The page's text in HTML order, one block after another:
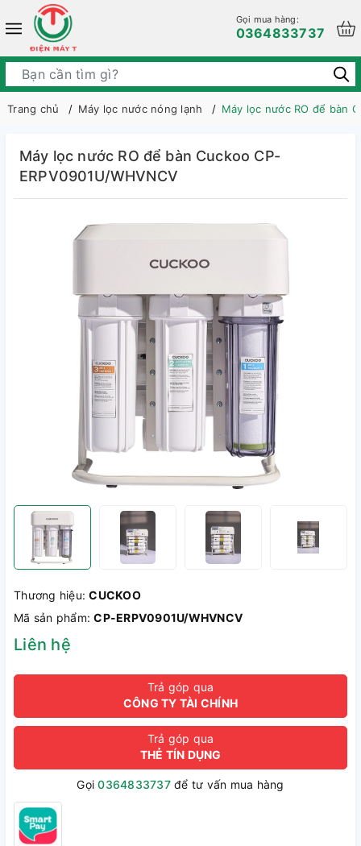
Gọi mua hàng:
0364833737
Trang chủ Máy lọc nước nóng lạnh Máy lọc nước RO để bàn
Máy lọc nước RO để bàn Cuckoo CP-
ERPV0901U/WHVNCV
Thương hiệu:CUCKOO
Mã sản phẩm:CP-ERPV0901U/WHVNCV
Liên hệ
Trả góp qua
CÔNG TY TÀI CHÍNH
Trả góp qua
THẺ TÍN DỤNG
Gọi0364833737để tư vấn mua hàng